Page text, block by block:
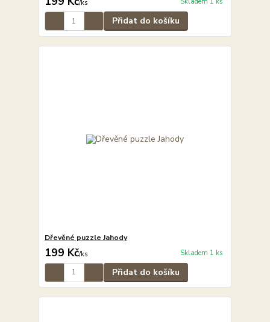
/ks
Přidat do košíku
Dřevěné puzzle Jahody
199 Kč/ks Skladem 1 ks
Přidat do košíku